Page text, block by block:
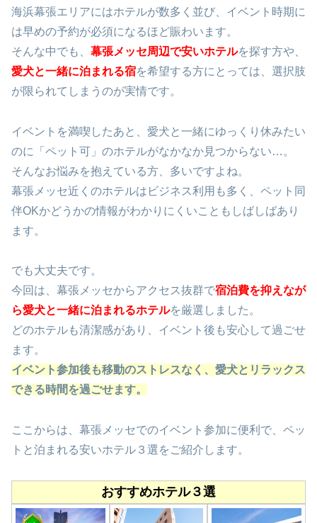
海浜幕張エリアにはホテルが数多く並び、イベント時期に
は早めの予約が必須になるほど賑わいます。
そんな中でも、 幕張メッセ周辺で安いホテルを探す方や、
愛犬と一緒に泊まれる宿を希望する方にとっては、選択肢
が限られてしまうのが実情です。
イベントを満喫したあと、愛犬と一緒にゆっくり休みたい
のに「ペット可」のホテルがなかなか見つからない…。
そんなお悩みを抱えている方、多いですよね。
幕張メッセ近くのホテルはビジネス利用も多く、ペット同
伴OKかどうかの情報がわかりにくいこともしばしばあり
ます。
でも大丈夫です。
今回は、幕張メッセからアクセス抜群で宿泊費を抑えなが
ら愛犬と一緒に泊まれるホテルを厳選しました。
どのホテルも清潔感があり、イベント後も安心して過ごせ
ます。
イベント参加後も移動のストレスなく、愛犬とリラックス
できる時間を過ごせます。
ここからは、幕張メッセでのイベント参加に便利で、ペッ
トと泊まれる安いホテル３選をご紹介します。
おすすめホテル３選